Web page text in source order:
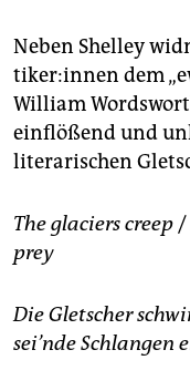
Neben Shelley
ti­ke­r:in­nen dem
William
einflößend und
literarischen
The glaciers creep /
prey
Die Gletscher
sei’nde Schlangen